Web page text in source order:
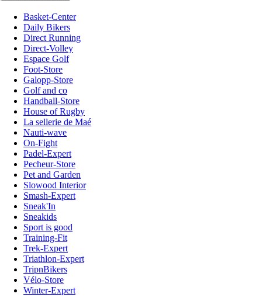
Basket-Center
Daily Bikers
Direct Running
Direct-Volley
Espace Golf
Foot-Store
Galopp-Store
Golf and co
Handball-Store
House of Rugby
La sellerie de Maé
Nauti-wave
On-Fight
Padel-Expert
Pecheur-Store
Pet and Garden
Slowood Interior
Smash-Expert
Sneak'In
Sneakids
Sport is good
Training-Fit
Trek-Expert
Triathlon-Expert
TripnBikers
Vélo-Store
Winter-Expert